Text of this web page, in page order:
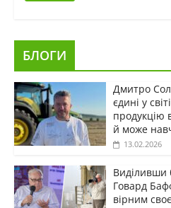
БЛОГИ
Дмитро
єдині у
продукцію
й може
13.02.2026
Виділивши
Говард
вірним